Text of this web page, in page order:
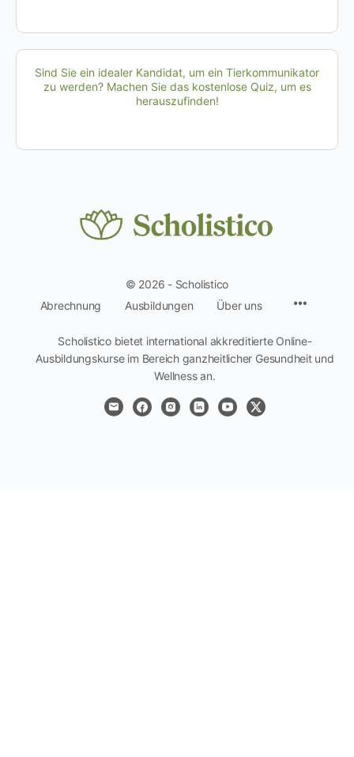
Sind Sie ein idealer Kandidat, um ein Tierkommunikator
zu werden? Machen Sie das kostenlose Quiz, um es
herauszufinden!
© 2026 - Scholistico
Abrechnung
Ausbildungen Über uns
Scholistico bietet international akkreditierte Online-
Ausbildungskurse im Bereich ganzheitlicher Gesundheit und
Wellness an.